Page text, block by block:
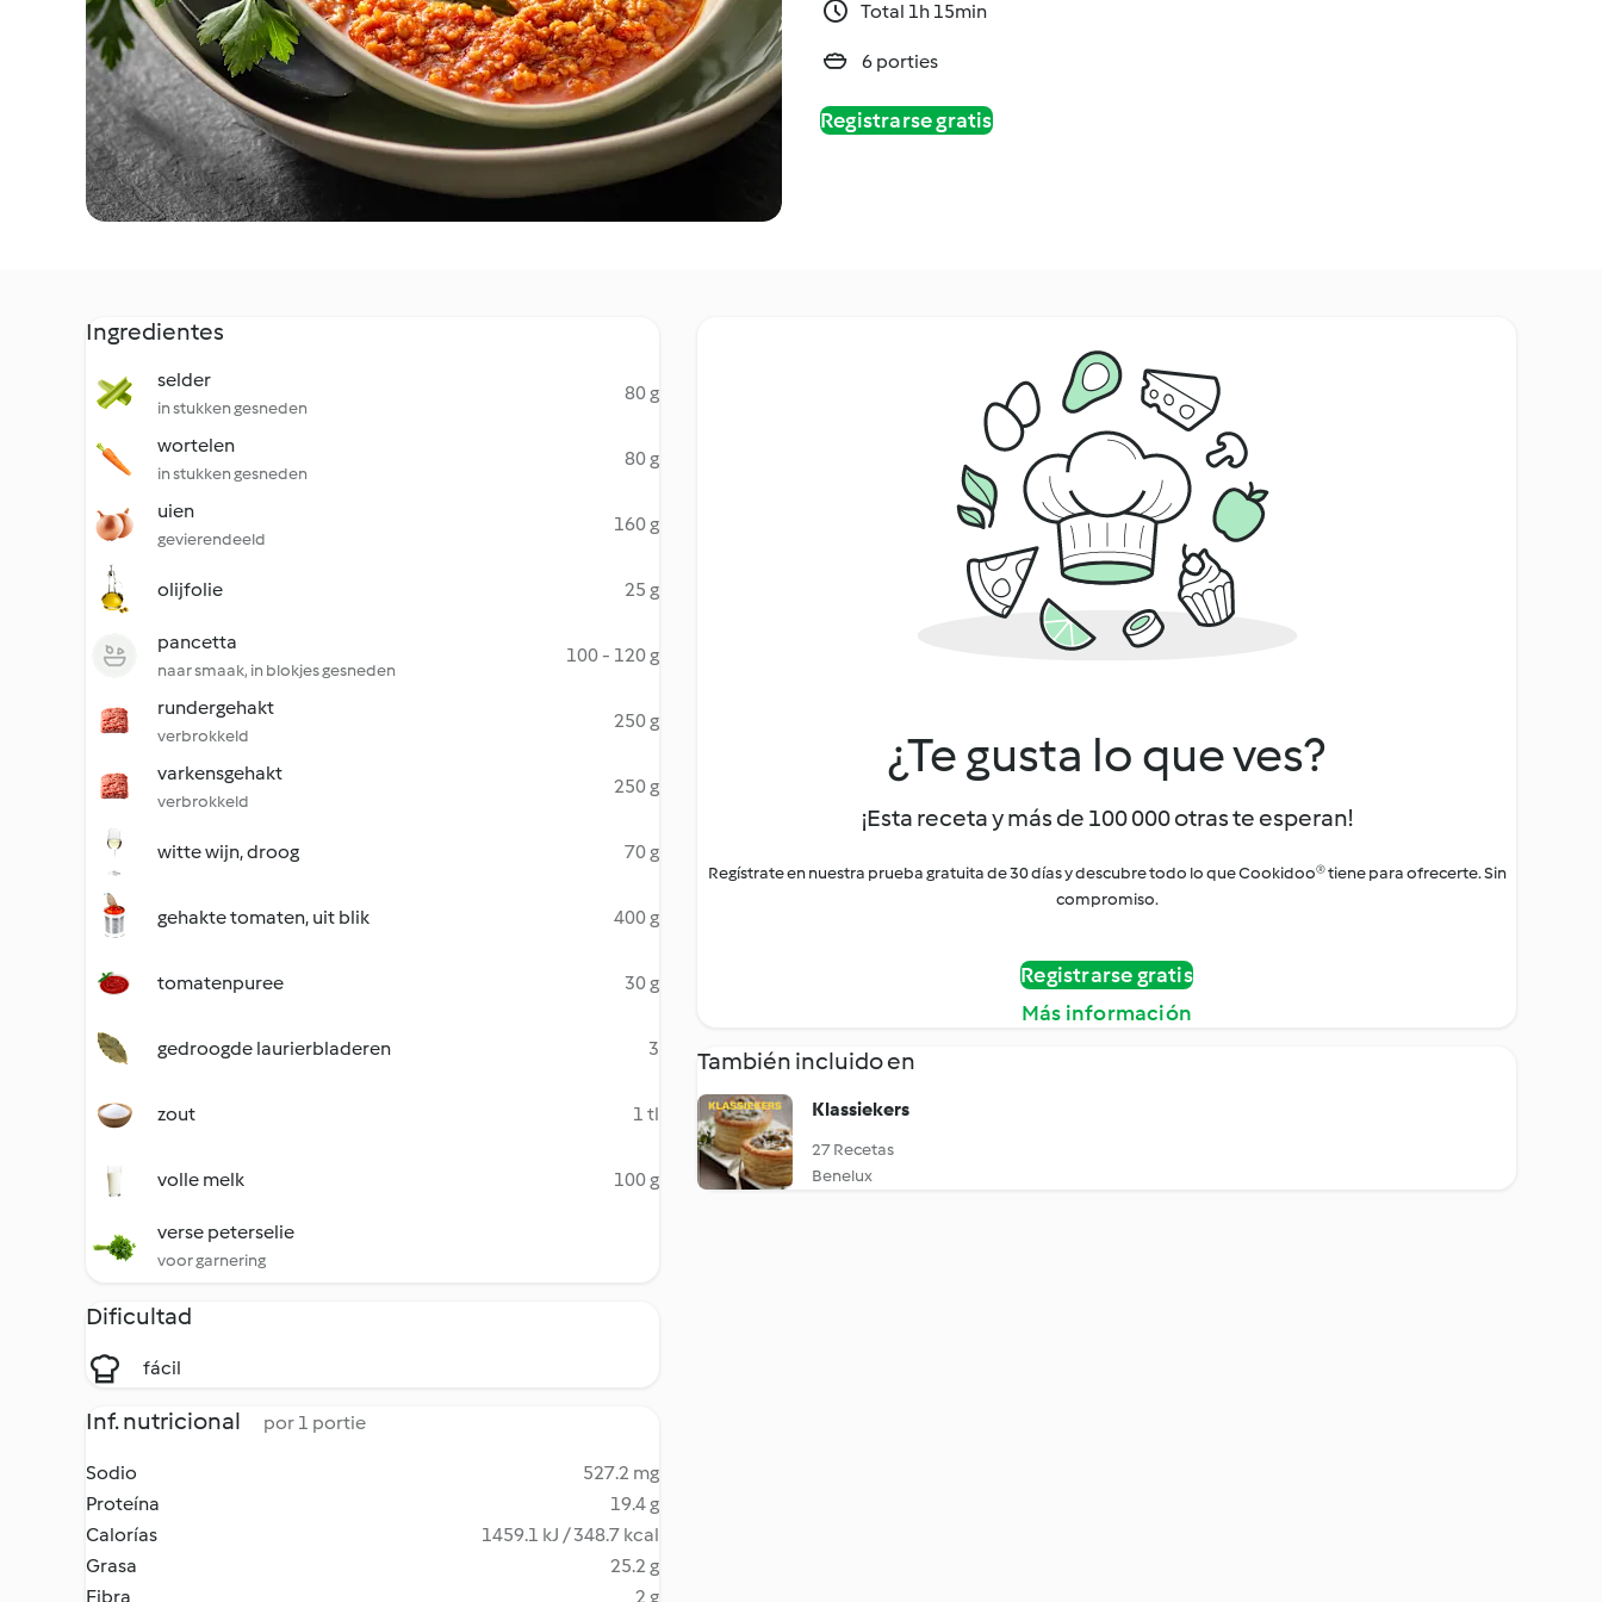
Total 1h 15min
6 porties
Registrarse gratis
Ingredientes
selder
in stukken gesneden
80 g
wortelen
in stukken gesneden
80 g
uien
gevierendeeld
160 g
olijfolie 25 g
pancetta
naar smaak, in blokjes gesneden
100 - 120 g
rundergehakt
verbrokkeld
250 g
varkensgehakt
verbrokkeld
250 g
witte wijn, droog 70 g
gehakte tomaten, uit blik 400 g
tomatenpuree 30 g
gedroogde laurierbladeren 3
zout 1 tl
volle melk 100 g
verse peterselie
voor garnering
Dificultad
fácil
Inf. nutricional por 1 portie
Sodio
527.2 mg
Proteína
19.4 g
Calorías
1459.1 kJ / 348.7 kcal
Grasa
25.2 g
Fibra
2 g
¿Te gusta lo que ves?
¡Esta receta y más de 100 000 otras te esperan!
Regístrate en nuestra prueba gratuita de 30 días y descubre todo lo que Cookidoo® tiene para ofrecerte. Sin
compromiso.
Registrarse gratis
Más información
También incluido en
Klassiekers
27 Recetas
Benelux